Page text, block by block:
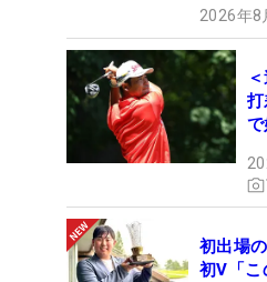
2026年8
初出場
初V「こ